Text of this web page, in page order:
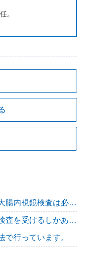
。
生活習慣病を抱えている方は大腸内視鏡検査は必須です
大腸がん予防には大腸内視鏡検査を受けるしかありません！
で行っています。